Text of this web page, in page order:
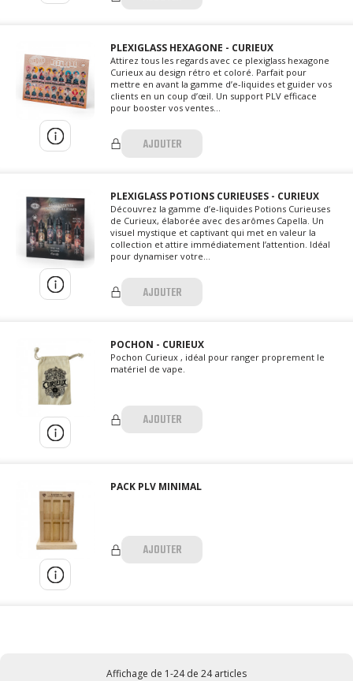
PLEXIGLASS HEXAGONE - CURIEUX
Attirez tous les regards avec ce plexiglass hexagone
Curieux au design rétro et coloré. Parfait pour
mettre en avant la gamme d’e-liquides et guider vos
clients en un coup d’œil. Un support PLV efficace
pour booster vos ventes...
AJOUTER
PLEXIGLASS POTIONS CURIEUSES - CURIEUX
Découvrez la gamme d’e-liquides Potions Curieuses
de Curieux, élaborée avec des arômes Capella. Un
visuel mystique et captivant qui met en valeur la
collection et attire immédiatement l’attention. Idéal
pour dynamiser votre...
AJOUTER
POCHON - CURIEUX
Pochon Curieux , idéal pour ranger proprement le
matériel de vape.
AJOUTER
PACK PLV MINIMAL
AJOUTER
Affichage de 1-24 de 24 articles